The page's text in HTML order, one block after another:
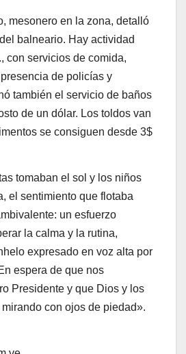
mesonero en la zona, detalló
balneario. Hay actividad
con servicios de comida,
de policías y
también el servicio de baños
de un dólar. Los toldos van
se consiguen desde 3$
tomaban el sol y los niños
el sentimiento que flotaba
un esfuerzo
la calma y la rutina,
expresado en voz alta por
espera de que nos
Presidente y que Dios y los
con ojos de piedad».